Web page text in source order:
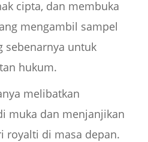
cipta, dan membuka
mengambil sampel
sebenarnya untuk
hukum.
melibatkan
muka dan menjanjikan
royalti di masa depan.